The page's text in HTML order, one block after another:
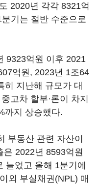
2020년 각각 8321억
기는 절반 수준으로
9323억원 이후 2021
억원, 2023년 1조64
히 지난해 규모가 대
고차 할부·론이 차지
까지 상승했다.
부동산 관련 자산이
2022년 8593억원
늘었고 올해 1분기에
외 부실채권(NPL) 매